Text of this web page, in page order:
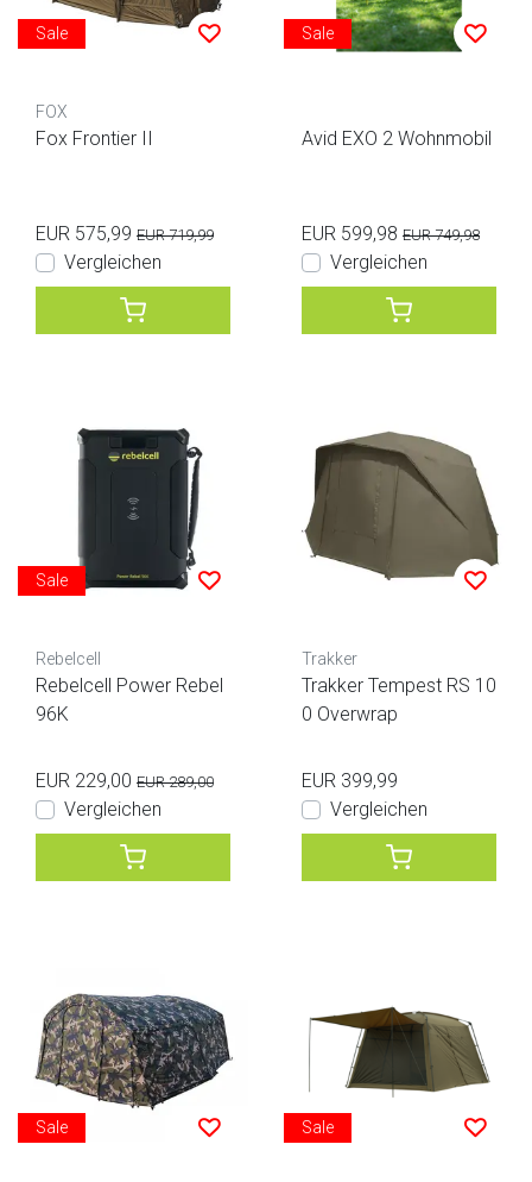
Sale
FOX
Fox Frontier II
EUR 575,99 EUR 719,99
Vergleichen
Sale
Avid EXO 2 Wohnmobil
EUR 599,98 EUR 749,98
Vergleichen
Sale
Rebelcell
Rebelcell Power Rebel
96K
EUR 229,00 EUR 289,00
Vergleichen
Trakker
Trakker Tempest RS 10
0 Overwrap
EUR 399,99
Vergleichen
Sale Sale